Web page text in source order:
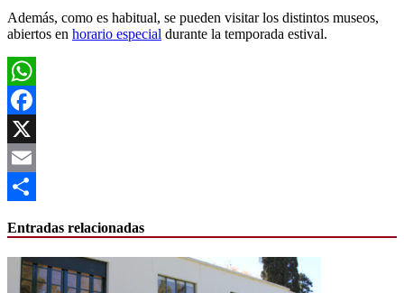
Además, como es habitual, se pueden visitar los distintos museos,
abiertos en horario especial durante la temporada estival.
WhatsApp
Facebook
X
Email
Entradas relacionadas